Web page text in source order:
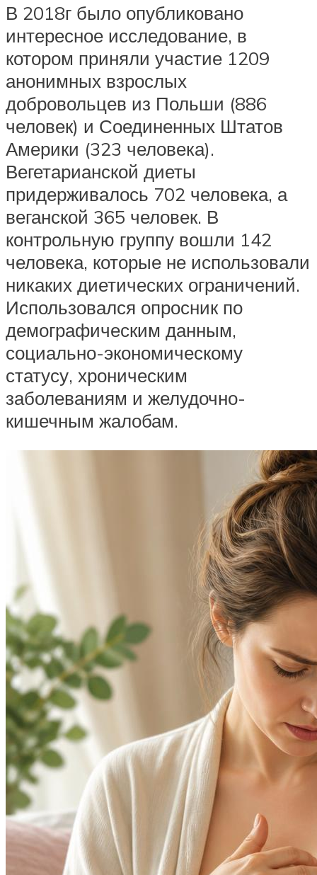
В 2018г было опубликовано
интересное исследование, в
котором приняли участие 1209
анонимных взрослых
добровольцев из Польши (886
человек) и Соединенных Штатов
Америки (323 человека).
Вегетарианской диеты
придерживалось 702 человека, а
веганской 365 человек. В
контрольную группу вошли 142
человека, которые не использовали
никаких диетических ограничений.
Использовался опросник по
демографическим данным,
социально-экономическому
статусу, хроническим
заболеваниям и желудочно-
кишечным жалобам.